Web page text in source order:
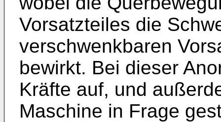
Vorsatzteiles die
verschwenkbaren
bewirkt. Bei dieser
Kräfte auf, und
Maschine in Frage